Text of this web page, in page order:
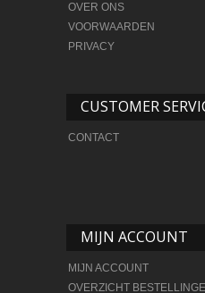
OVER ONS
VOORWAARDEN
PRIVACY
CUSTOMER
CONTACT
MIJN ACCOUNT
MIJN ACCOUNT
OVERZICHT